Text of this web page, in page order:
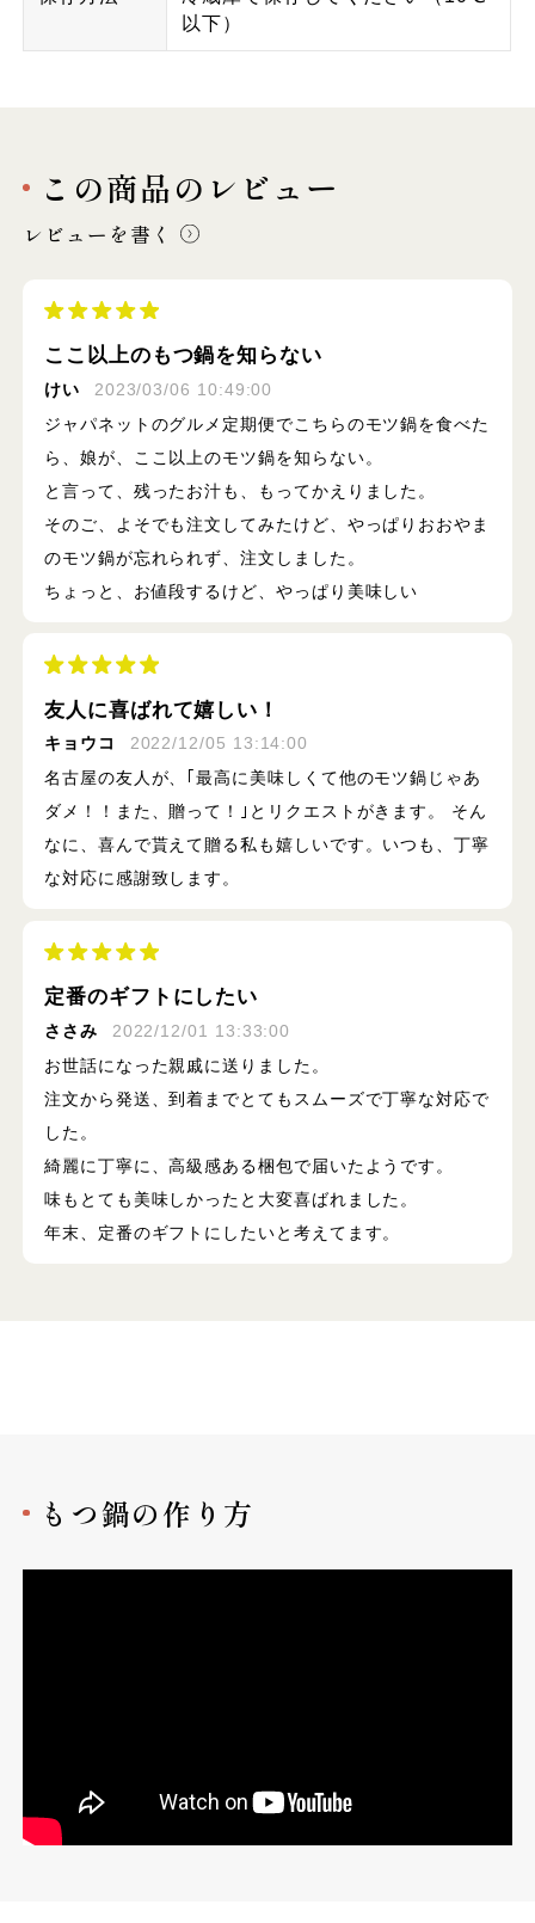
以下）
この商品のレビュー
レビューを書く
ここ以上のもつ鍋を知らない
けい
2023/03/06 10:49:00
ジャパネットのグルメ定期便でこちらのモツ鍋を食べた
ら、娘が、ここ以上のモツ鍋を知らない。
と言って、残ったお汁も、もってかえりました。
そのご、よそでも注文してみたけど、やっぱりおおやま
のモツ鍋が忘れられず、注文しました。
ちょっと、お値段するけど、やっぱり美味しい
友人に喜ばれて嬉しい！
キョウコ
2022/12/05 13:14:00
名古屋の友人が、｢最高に美味しくて他のモツ鍋じゃあ
ダメ！！また、贈って！｣とリクエストがきます。 そん
なに、喜んで貰えて贈る私も嬉しいです。いつも、丁寧
な対応に感謝致します。
定番のギフトにしたい
ささみ
2022/12/01 13:33:00
お世話になった親戚に送りました。
注文から発送、到着までとてもスムーズで丁寧な対応で
した。
綺麗に丁寧に、高級感ある梱包で届いたようです。
味もとても美味しかったと大変喜ばれました。
年末、定番のギフトにしたいと考えてます。
もつ鍋の作り方